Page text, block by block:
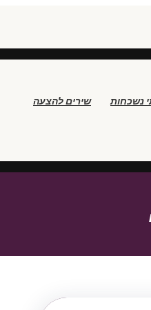
נשכחות שירים להצעה